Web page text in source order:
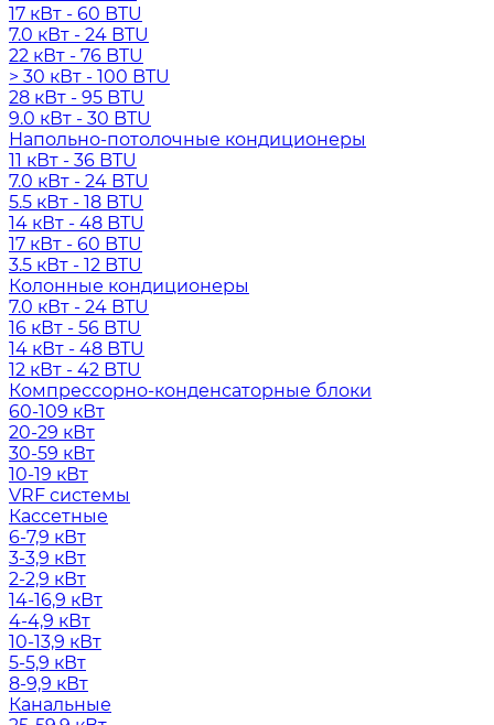
17 кВт - 60 BTU
7.0 кВт - 24 BTU
22 кВт - 76 BTU
> 30 кВт - 100 BTU
28 кВт - 95 BTU
9.0 кВт - 30 BTU
Напольно-потолочные кондиционеры
11 кВт - 36 BTU
7.0 кВт - 24 BTU
5.5 кВт - 18 BTU
14 кВт - 48 BTU
17 кВт - 60 BTU
3.5 кВт - 12 BTU
Колонные кондиционеры
7.0 кВт - 24 BTU
16 кВт - 56 BTU
14 кВт - 48 BTU
12 кВт - 42 BTU
Компрессорно-конденсаторные блоки
60-109 кВт
20-29 кВт
30-59 кВт
10-19 кВт
VRF системы
Кассетные
6-7,9 кВт
3-3,9 кВт
2-2,9 кВт
14-16,9 кВт
4-4,9 кВт
10-13,9 кВт
5-5,9 кВт
8-9,9 кВт
Канальные